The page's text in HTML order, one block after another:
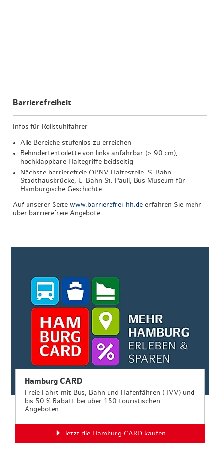
Barrierefreiheit
Infos für Rollstuhlfahrer
Alle Bereiche stufenlos zu erreichen
Behindertentoilette von links anfahrbar (> 90 cm),
hochklappbare Haltegriffe beidseitig
Nächste barrierefreie ÖPNV-Haltestelle: S-Bahn
Stadthausbrücke, U-Bahn St. Pauli, Bus Museum für
Hamburgische Geschichte
Auf unserer Seitewww.barrierefrei-hh.de erfahren Sie mehr
über barrierefreie Angebote.
Hamburg CARD
Freie Fahrt mit Bus, Bahn und Hafenfähren (HVV) und
bis 50 % Rabatt bei über 150 touristischen
Angeboten.
Jetzt die Hamburg CARD kaufen